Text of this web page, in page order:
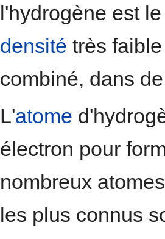
l'hydrogène est
densité très
combiné, dans
L'atome
électron pour
nombreux
les plus connus